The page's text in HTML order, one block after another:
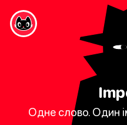
Одне слово. Один